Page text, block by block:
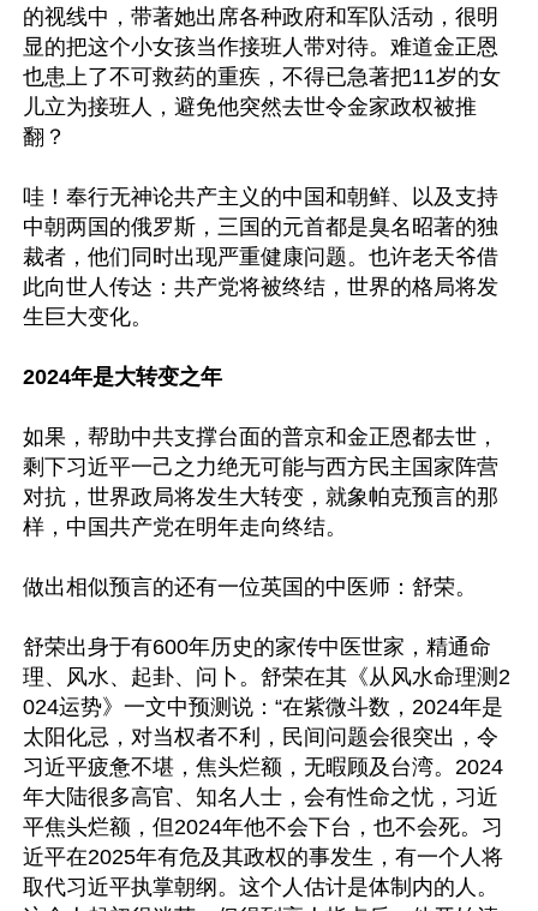
的视线中，带著她出席各种政府和军队活动，很明
显的把这个小女孩当作接班人带对待。难道金正恩
也患上了不可救药的重疾，不得已急著把11岁的女
儿立为接班人，避免他突然去世令金家政权被推
翻？
哇！奉行无神论共产主义的中国和朝鲜、以及支持
中朝两国的俄罗斯，三国的元首都是臭名昭著的独
裁者，他们同时出现严重健康问题。也许老天爷借
此向世人传达：共产党将被终结，世界的格局将发
生巨大变化。
2024年是大转变之年
如果，帮助中共支撑台面的普京和金正恩都去世，
剩下习近平一己之力绝无可能与西方民主国家阵营
对抗，世界政局将发生大转变，就象帕克预言的那
样，中国共产党在明年走向终结。
做出相似预言的还有一位英国的中医师：舒荣。
舒荣出身于有600年历史的家传中医世家，精通命
理、风水、起卦、问卜。舒荣在其《从风水命理测2
024运势》一文中预测说：“在紫微斗数，2024年是
太阳化忌，对当权者不利，民间问题会很突出，令
习近平疲惫不堪，焦头烂额，无暇顾及台湾。2024
年大陆很多高官、知名人士，会有性命之忧，习近
平焦头烂额，但2024年他不会下台，也不会死。习
近平在2025年有危及其政权的事发生，有一个人将
取代习近平执掌朝纲。这个人估计是体制内的人。